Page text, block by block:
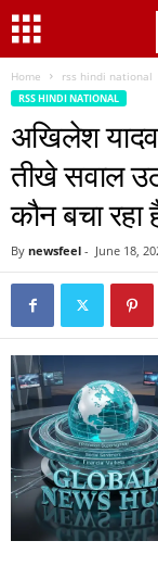
Home rss hindi national
RSS HINDI NATIONAL
अखिलेश यादव
तीखे सवाल
कौन बचा रहा
By newsfeel - June 18,